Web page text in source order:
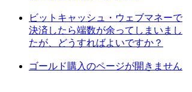
ビットキャッシュ・ウェブマネーで
決済したら端数が余ってしまいまし
たが、どうすればよいですか？
ゴールド購入のページが開きません